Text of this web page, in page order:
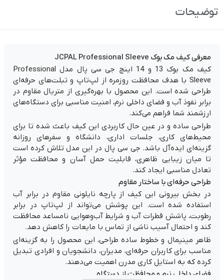
توضیحات
معرفی کیف مک بوک JCPAL Professional Sleeve
کیف مک بوک 13 و 14 اینچ جی سی پال مدل Professional
Sleeve با هدف محافظت روزمره از لپ‌تاپ و تبلت‌های حرفه‌ای
طراحی شده است. این محصول با بهره‌گیری از متریال مقاوم در
برابر نفوذ آب و فضای داخلی نرم، امنیت مناسبی برای دستگاه‌های
ارزشمند شما فراهم می‌کند.
طراحی ساده و در عین حال کاربردی این کیف باعث شده تا برای
محیط‌های کاری، جلسات اداری، دانشگاه و سفرهای روزانه
گزینه‌ای ایده‌آل باشد. جی سی پال در این مدل تلاش کرده است
تا میان زیبایی ظاهری، قابلیت حمل آسان و محافظت مؤثر
تعادل مناسبی ایجاد کند.
طراحی حرفه‌ای با ساختار مقاوم
در بخش بیرونی این کیف از پارچه نایلونی مقاوم در برابر آب
استفاده شده است. این پوشش می‌تواند از لپ‌تاپ در برابر
رطوبت، پاشش قطرات آب و شرایط آب‌وهوایی نامساعد محافظت
کند و احتمال آسیب ناشی از تماس با مایعات را کاهش دهد.
ظاهر مینیمال و خطوط ساده طراحی، این محصول را به گزینه‌ای
مناسب برای کاربران حرفه‌ای، مدیران، دانشجویان و افرادی تبدیل
کرده که به استایل کاری مدرن اهمیت می‌دهند.
فضای داخلی نرم و محافظت از دستگاه